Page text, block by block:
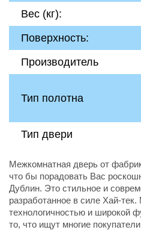
Вес (кг):
Поверхность:
Производитель
Тип полотна
Тип двери
Межкомнатная дверь от
что бы порадовать Вас
Дублин. Это стильное и
разработанное в силе Хай-
технологичностью и широкой
то, что ищут многие